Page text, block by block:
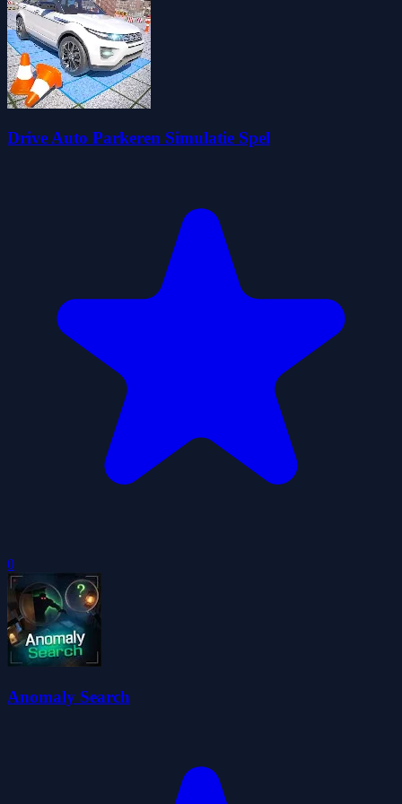
Drive Auto Parkeren Simulatie Spel
0
Anomaly Search